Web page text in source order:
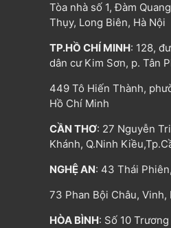
Tòa nhà số 1, Đàm
Thụy, Long Biên, Hà Nội
TP.HỒ CHÍ MINH: 128,
dân cư Kim Sơn, p. Tân
449 Tô Hiến Thành,
Hồ Chí Minh
CẦN THƠ: 27 Nguyễn
Khánh, Q.Ninh
NGHỆ AN: 43 Thái
73 Phan Bội Châu, Vinh,
HÒA BÌNH: Số 10